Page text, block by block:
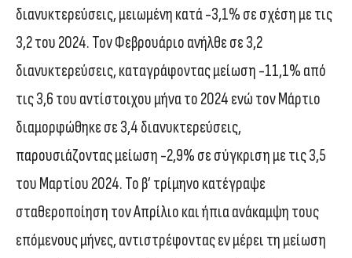
διανυκτερεύσεις, μειωμένη κατά -3,1% σε σχέση με τις
3,2 του 2024. Τον Φεβρουάριο ανήλθε σε 3,2
διανυκτερεύσεις, καταγράφοντας μείωση -11,1% από
τις 3,6 του αντίστοιχου μήνα το 2024 ενώ τον Μάρτιο
διαμορφώθηκε σε 3,4 διανυκτερεύσεις,
παρουσιάζοντας μείωση -2,9% σε σύγκριση με τις 3,5
του Μαρτίου 2024. Το β’ τρίμηνο κατέγραψε
σταθεροποίηση τον Απρίλιο και ήπια ανάκαμψη τους
επόμενους μήνες, αντιστρέφοντας εν μέρει τη μείωση